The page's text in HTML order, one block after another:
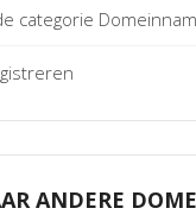
categorie
ANDERE